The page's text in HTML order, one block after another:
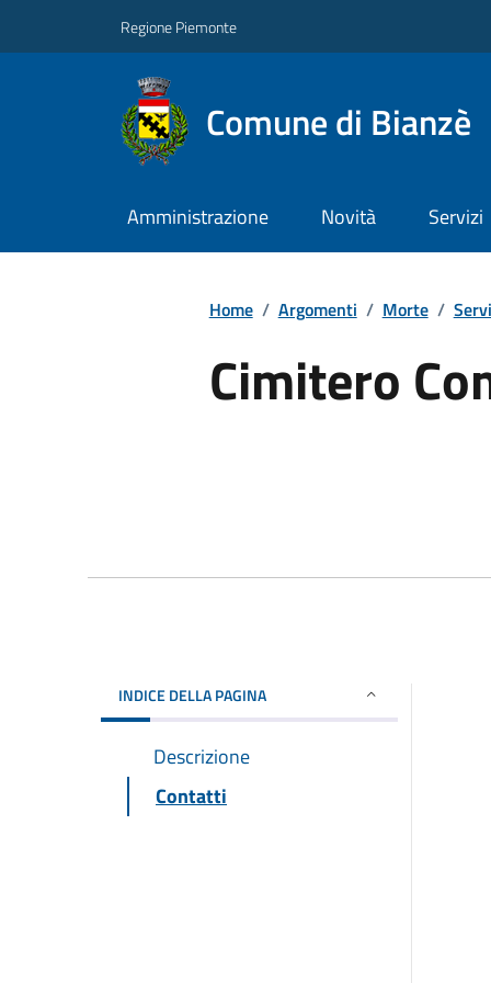
Regione Piemonte
Comune di Bianzè
Amministrazione Novità Servizi
Home / Argomenti / Morte /
Cimitero
INDICE DELLA PAGINA
Descrizione
Contatti